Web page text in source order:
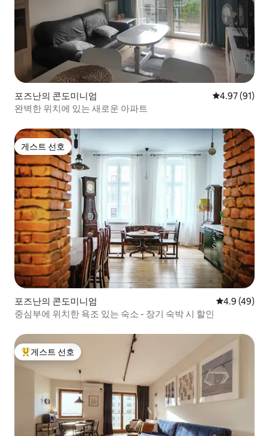
포즈난의 콘도미니엄 평점 4.97점
4.97 (91)
완벽한 위치에 있는 새로운 아파트
게스트 선호
게스트 선호
포즈난의 콘도미니엄 평점 4.9점(5
4.9 (49)
중심부에 위치한 욕조 있는 숙소 - 장기 숙박 시 할인
상위 게스트 선호
게스트 선호